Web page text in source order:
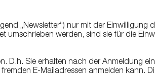
„Newsletter“) nur mit der Einwilligung
umschrieben werden, sind sie für die
D.h. Sie erhalten nach der Anmeldung
E-Mailadressen anmelden kann.